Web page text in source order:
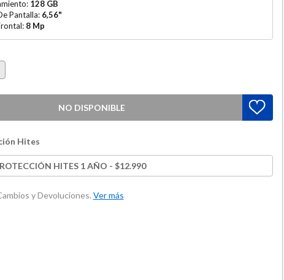
128 GB
Pantalla: 6,56"
8 Mp
NO DISPONIBLE
Hites
HITES 1 AÑO - $12.990
y Devoluciones. Ver más